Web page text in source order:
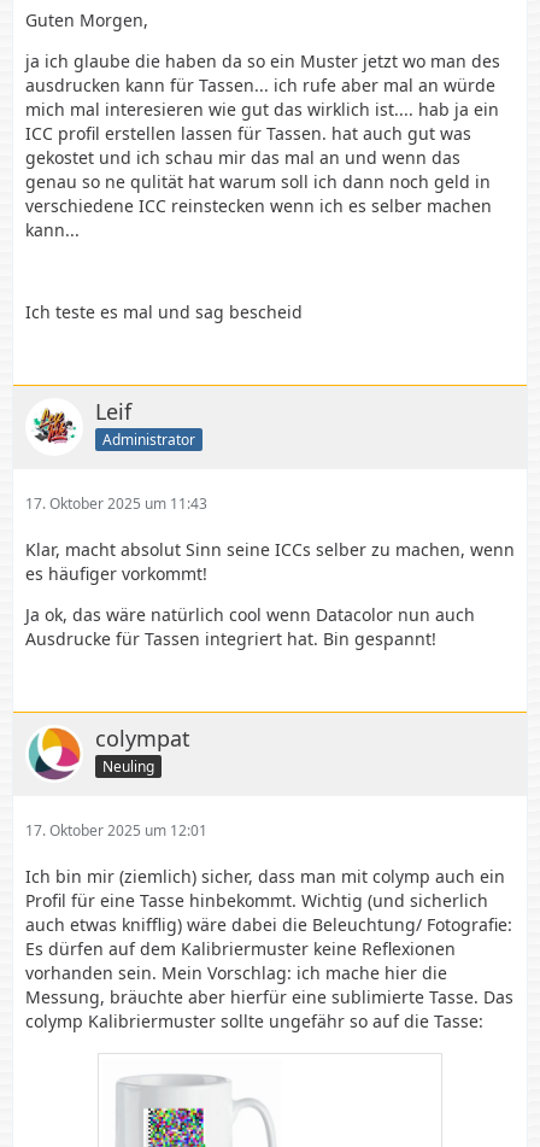
Guten Morgen,
ja ich glaube die haben da so ein Muster jetzt wo man des
ausdrucken kann für Tassen... ich rufe aber mal an würde
mich mal interesieren wie gut das wirklich ist.... hab ja ein
ICC profil erstellen lassen für Tassen. hat auch gut was
gekostet und ich schau mir das mal an und wenn das
genau so ne qulität hat warum soll ich dann noch geld in
verschiedene ICC reinstecken wenn ich es selber machen
kann...
Ich teste es mal und sag bescheid
Leif
Administrator
17. Oktober 2025 um 11:43
Klar, macht absolut Sinn seine ICCs selber zu machen, wenn
es häufiger vorkommt!
Ja ok, das wäre natürlich cool wenn Datacolor nun auch
Ausdrucke für Tassen integriert hat. Bin gespannt!
colympat
Neuling
17. Oktober 2025 um 12:01
Ich bin mir (ziemlich) sicher, dass man mit colymp auch ein
Profil für eine Tasse hinbekommt. Wichtig (und sicherlich
auch etwas knifflig) wäre dabei die Beleuchtung/ Fotografie:
Es dürfen auf dem Kalibriermuster keine Reflexionen
vorhanden sein. Mein Vorschlag: ich mache hier die
Messung, bräuchte aber hierfür eine sublimierte Tasse. Das
colymp Kalibriermuster sollte ungefähr so auf die Tasse: